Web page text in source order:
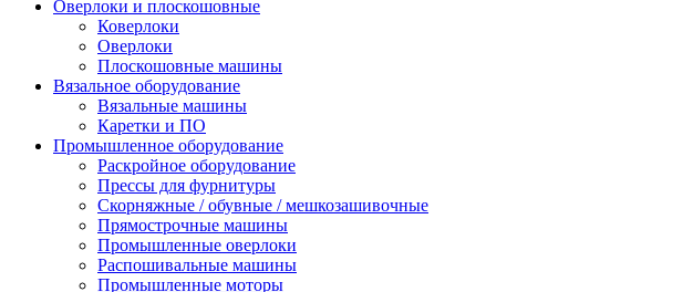
Оверлоки и плоскошовные
Коверлоки
Оверлоки
Плоскошовные машины
Вязальное оборудование
Вязальные машины
Каретки и ПО
Промышленное оборудование
Раскройное оборудование
Прессы для фурнитуры
Скорняжные / обувные / мешкозашивочные
Прямострочные машины
Промышленные оверлоки
Распошивальные машины
Промышленные моторы